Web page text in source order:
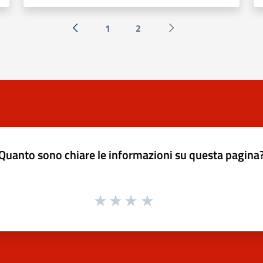
« Precedente
1 2
Successiva »
sono chiare le informazioni su questa